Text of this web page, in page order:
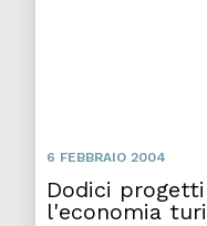
6 FEBBRAIO 2004
Dodici
l'economia